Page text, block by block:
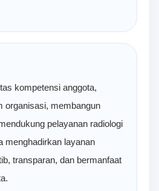
kompetensi anggota,
organisasi, membangun
pelayanan radiologi
menghadirkan layanan
transparan, dan bermanfaat